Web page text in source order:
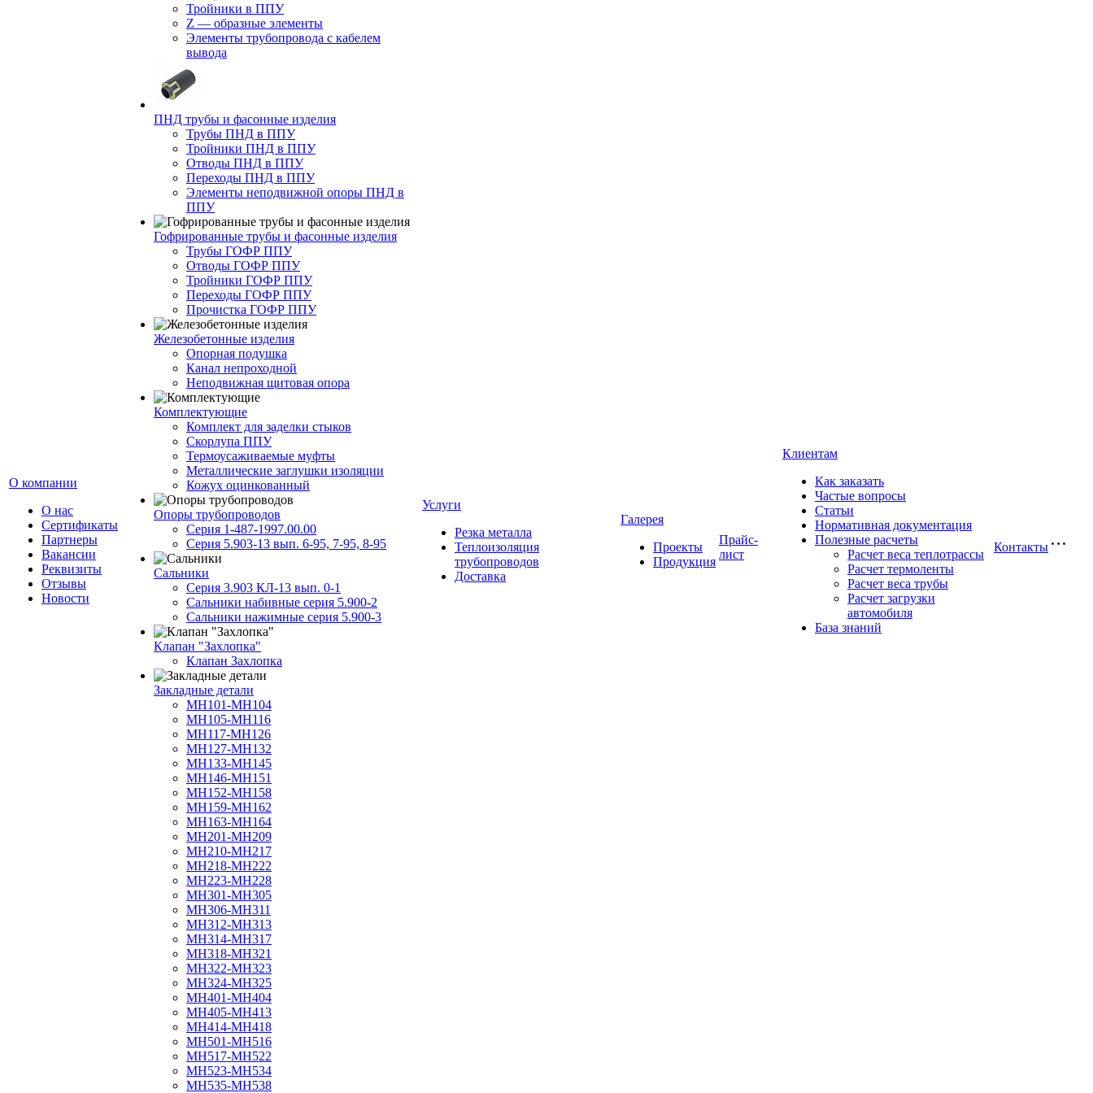
О компании
О нас
Сертификаты
Партнеры
Вакансии
Реквизиты
Отзывы
Новости
Тройники в ППУ
Z — образные элементы
Элементы трубопровода с кабелем
вывода
ПНД трубы и фасонные изделия
Трубы ПНД в ППУ
Тройники ПНД в ППУ
Отводы ПНД в ППУ
Переходы ПНД в ППУ
Элементы неподвижной опоры ПНД в
ППУ
Гофрированные трубы и фасонные изделия
Трубы ГОФР ППУ
Отводы ГОФР ППУ
Тройники ГОФР ППУ
Переходы ГОФР ППУ
Прочистка ГОФР ППУ
Железобетонные изделия
Опорная подушка
Канал непроходной
Неподвижная щитовая опора
Комплектующие
Комплект для заделки стыков
Скорлупа ППУ
Термоусаживаемые муфты
Металлические заглушки изоляции
Кожух оцинкованный
Опоры трубопроводов
Серия 1-487-1997.00.00
Серия 5.903-13 вып. 6-95, 7-95, 8-95
Сальники
Серия 3.903 КЛ-13 вып. 0-1
Сальники набивные серия 5.900-2
Сальники нажимные серия 5.900-3
Клапан "Захлопка"
Клапан Захлопка
Закладные детали
МН101-МН104
МН105-МН116
МН117-МН126
МН127-МН132
МН133-МН145
МН146-МН151
МН152-МН158
МН159-МН162
МН163-МН164
МН201-МН209
МН210-МН217
МН218-МН222
МН223-МН228
МН301-МН305
МН306-МН311
МН312-МН313
МН314-МН317
МН318-МН321
МН322-МН323
МН324-МН325
МН401-МН404
МН405-МН413
МН414-МН418
МН501-МН516
МН517-МН522
МН523-МН534
МН535-МН538
Услуги
Резка металла
Теплоизоляция
трубопроводов
Доставка
Галерея
Проекты
Продукция
Прайс-
лист
Клиентам
Как заказать
Частые вопросы
Статьи
Нормативная документация
Полезные расчеты
Расчет веса теплотрассы
Расчет термоленты
Расчет веса трубы
Расчет загрузки
автомобиля
База знаний
Контакты